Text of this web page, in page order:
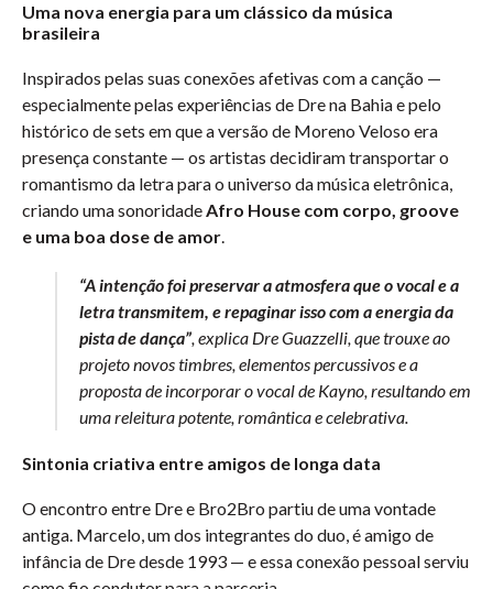
Uma nova energia para um clássico da música
brasileira
Inspirados pelas suas conexões afetivas com a canção —
especialmente pelas experiências de Dre na Bahia e pelo
histórico de sets em que a versão de Moreno Veloso era
presença constante — os artistas decidiram transportar o
romantismo da letra para o universo da música eletrônica,
criando uma sonoridadeAfro House com corpo, groove
e uma boa dose de amor.
“A intenção foi preservar a atmosfera que o vocal e a
letra transmitem, e repaginar isso com a energia da
pista de dança”, explica Dre Guazzelli, que trouxe ao
projeto novos timbres, elementos percussivos e a
proposta de incorporar o vocal de Kayno, resultando em
uma releitura potente, romântica e celebrativa.
Sintonia criativa entre amigos de longa data
O encontro entre Dre e Bro2Bro partiu de uma vontade
antiga. Marcelo, um dos integrantes do duo, é amigo de
infância de Dre desde 1993 — e essa conexão pessoal serviu